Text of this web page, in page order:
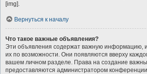
[img].
Вернуться к началу
Что такое важные объявления?
Эти объявления содержат важную информацию,
их по возможности. Они появляются вверху
вашем личном разделе. Права на создание
предоставляются администратором